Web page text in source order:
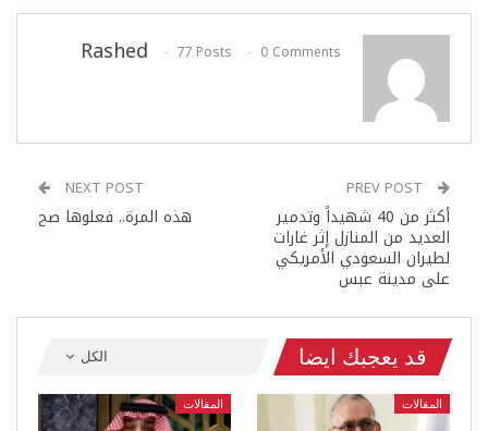
Rashed 77 Posts 0 Comments
أكثر من 40 شهيداً وتدمير
العديد من المنازل إثر غارات
لطيران السعودي الأمريكي
على مدينة عبس
NEXT POST
هذه المرة.. فعلوها صح
الكل قد يعجبك ايضا
المقالات المقالات